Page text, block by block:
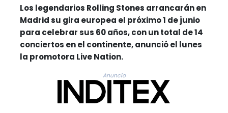
Los legendarios Rolling Stones arrancarán en
Madrid su gira europea el próximo 1 de junio
para celebrar sus 60 años, con un total de 14
conciertos en el continente, anunció el lunes
la promotora Live Nation.
Anuncio